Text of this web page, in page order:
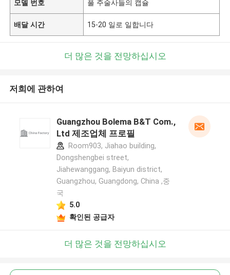
모델 번호 풀 주술사들의 캡슐
배달 시간 15-20 일로 일합니다
더 많은 것을 전망하십시오
저희에 관하여
Guangzhou Bolema B&T Com.,
Ltd 제조업체 프로필
Room903, Jiahao building,
Dongshengbei street,
Jiahewanggang, Baiyun district,
Guangzhou, Guangdong, China ,중
국
5.0
확인된 공급자
더 많은 것을 전망하십시오